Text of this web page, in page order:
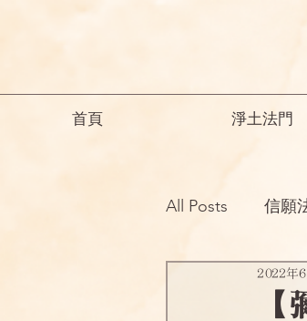
首頁 淨土法門
All Posts 信願
祖師開示2022年